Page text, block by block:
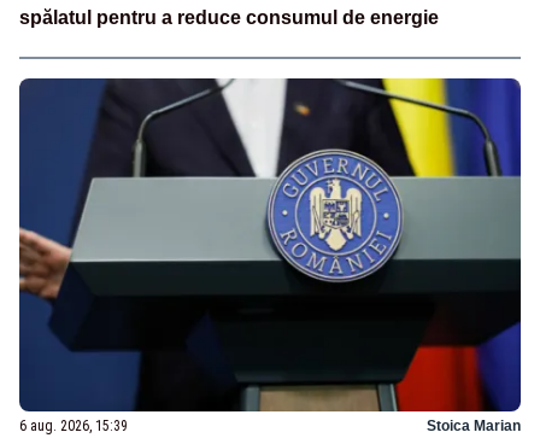
spălatul pentru a reduce consumul de energie
6 aug. 2026, 15:39 Stoica Marian